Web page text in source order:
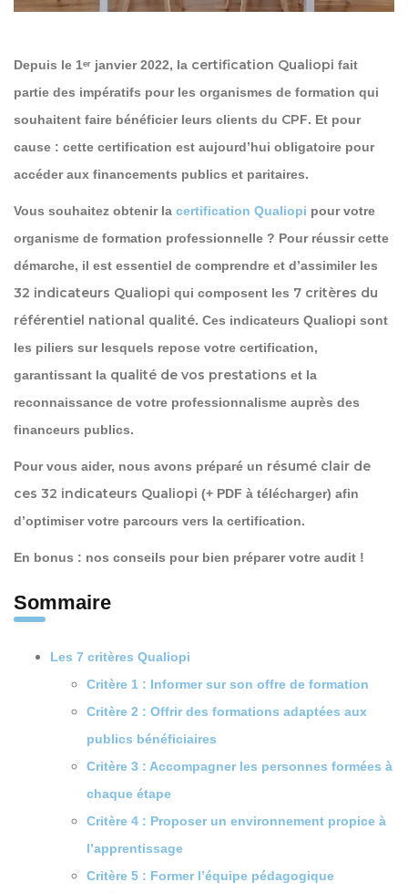
Depuis le 1ᵉʳ janvier 2022, la certification Qualiopi fait
partie des impératifs pour les organismes de formation qui
souhaitent faire bénéficier leurs clients du CPF. Et pour
cause : cette certification est aujourd’hui obligatoire pour
accéder aux financements publics et paritaires.
Vous souhaitez obtenir la certification Qualiopi pour votre
organisme de formation professionnelle ? Pour réussir cette
démarche, il est essentiel de comprendre et d’assimiler les
32 indicateurs Qualiopi qui composent les 7 critères du
référentiel national qualité. Ces indicateurs Qualiopi sont
les piliers sur lesquels repose votre certification,
garantissant la qualité de vos prestations et la
reconnaissance de votre professionnalisme auprès des
financeurs publics.
Pour vous aider, nous avons préparé un résumé clair de
ces 32 indicateurs Qualiopi (+ PDF à télécharger) afin
d’optimiser votre parcours vers la certification.
En bonus : nos conseils pour bien préparer votre audit !
Sommaire
Les 7 critères Qualiopi
Critère 1 : Informer sur son offre de formation
Critère 2 : Offrir des formations adaptées aux
publics bénéficiaires
Critère 3 : Accompagner les personnes formées à
chaque étape
Critère 4 : Proposer un environnement propice à
l’apprentissage
Critère 5 : Former l’équipe pédagogique